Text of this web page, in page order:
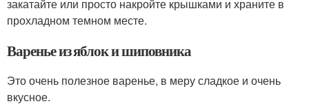
закатайте или просто накройте крышками и храните в
прохладном темном месте.
Варенье из яблок и шиповника
Это очень полезное варенье, в меру сладкое и очень
вкусное.